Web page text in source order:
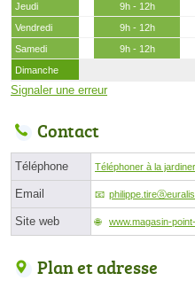
Jeudi
9h - 12h
Vendredi
9h - 12h
Samedi
9h - 12h
Dimanche
Signaler une erreur
Contact
Téléphone Téléphoner à la
Email
Site web www.magasin-
Plan et adresse